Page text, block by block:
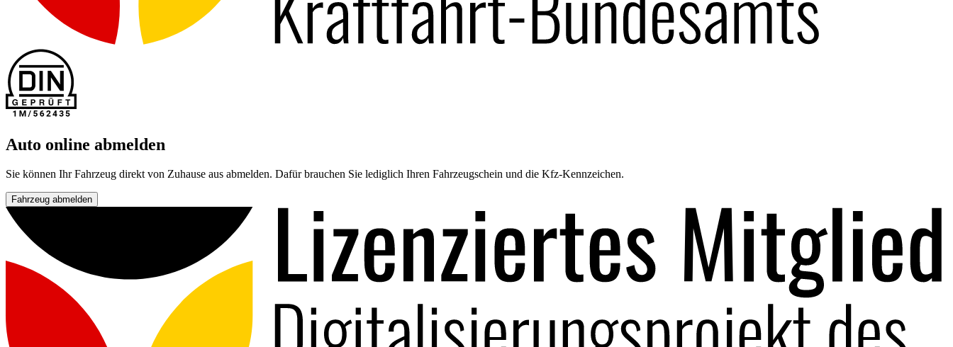
Auto online abmelden
Sie können Ihr Fahrzeug direkt von Zuhause aus abmelden. Dafür brauchen Sie lediglich Ihren Fahrzeugschein und die Kfz-Kennzeichen.
Fahrzeug abmelden